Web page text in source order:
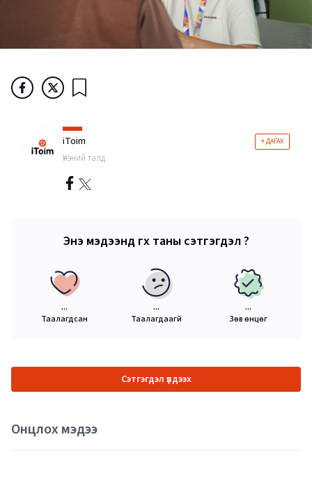
iToim + ДАГАХ
Үнэний талд
Энэ мэдээнд өгөх таны сэтгэгдэл ?
...
Таалагдсан
...
Таалагдаагүй
...
Зөв өнцөг
Сэтгэгдэл үлдээх
Онцлох мэдээ